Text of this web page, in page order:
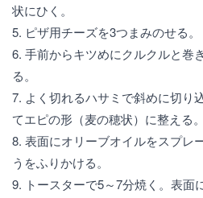
状にひく。
5. ピザ用チーズを3つまみのせる。
6. 手前からキツめにクルクルと巻
る。
7. よく切れるハサミで斜めに切り
てエピの形（麦の穂状）に整える。
8. 表面にオリーブオイルをスプレ
うをふりかける。
9. トースターで5～7分焼く。表面